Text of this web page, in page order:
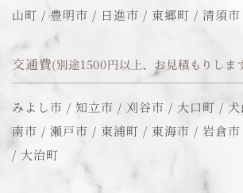
山町 / 豊明市 / 日進市 / 東郷町 / 清須市
交通費(別途1500円以上、お見積もりしま
みよし市 / 知立市 / 刈谷市 / 大口町 /
南市 / 瀬戸市 / 東浦町 / 東海市 / 岩倉
/ 大治町